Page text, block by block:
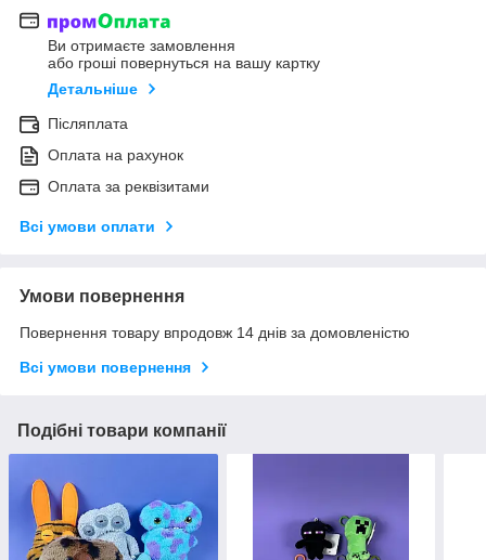
Ви отримаєте замовлення
або гроші повернуться на вашу картку
Детальніше
Післяплата
Оплата на рахунок
Оплата за реквізитами
Всі умови оплати
Умови повернення
Повернення товару впродовж 14 днів за домовленістю
Всі умови повернення
Подібні товари компанії